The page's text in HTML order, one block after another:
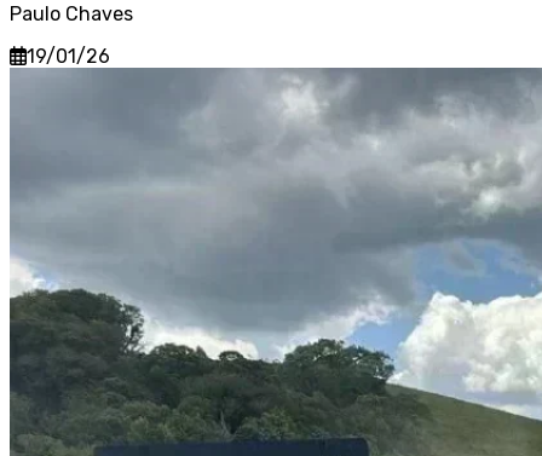
Paulo Chaves
19/01/26